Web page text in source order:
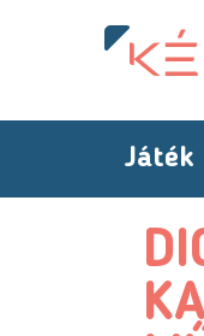
Játék